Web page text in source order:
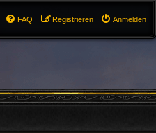
Anmelden
Registrieren
FAQ